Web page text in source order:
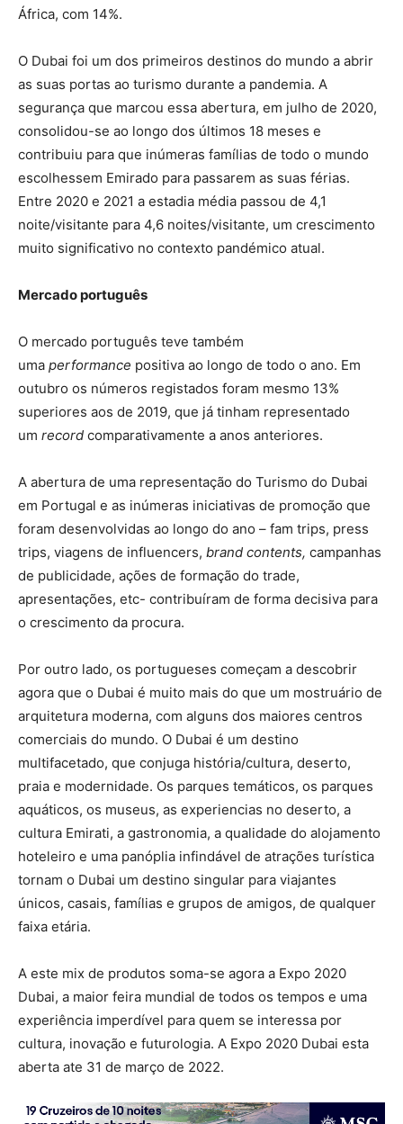
África, com 14%.
O Dubai foi um dos primeiros destinos do mundo a abrir
as suas portas ao turismo durante a pandemia. A
segurança que marcou essa abertura, em julho de 2020,
consolidou-se ao longo dos últimos 18 meses e
contribuiu para que inúmeras famílias de todo o mundo
escolhessem Emirado para passarem as suas férias.
Entre 2020 e 2021 a estadia média passou de 4,1
noite/visitante para 4,6 noites/visitante, um crescimento
muito significativo no contexto pandémico atual.
Mercado português
O mercado português teve também
uma performance positiva ao longo de todo o ano. Em
outubro os números registados foram mesmo 13%
superiores aos de 2019, que já tinham representado
um record comparativamente a anos anteriores.
A abertura de uma representação do Turismo do Dubai
em Portugal e as inúmeras iniciativas de promoção que
foram desenvolvidas ao longo do ano – fam trips, press
trips, viagens de influencers, brand contents, campanhas
de publicidade, ações de formação do trade,
apresentações, etc- contribuíram de forma decisiva para
o crescimento da procura.
Por outro lado, os portugueses começam a descobrir
agora que o Dubai é muito mais do que um mostruário de
arquitetura moderna, com alguns dos maiores centros
comerciais do mundo. O Dubai é um destino
multifacetado, que conjuga história/cultura, deserto,
praia e modernidade. Os parques temáticos, os parques
aquáticos, os museus, as experiencias no deserto, a
cultura Emirati, a gastronomia, a qualidade do alojamento
hoteleiro e uma panóplia infindável de atrações turística
tornam o Dubai um destino singular para viajantes
únicos, casais, famílias e grupos de amigos, de qualquer
faixa etária.
A este mix de produtos soma-se agora a Expo 2020
Dubai, a maior feira mundial de todos os tempos e uma
experiência imperdível para quem se interessa por
cultura, inovação e futurologia. A Expo 2020 Dubai esta
aberta ate 31 de março de 2022.